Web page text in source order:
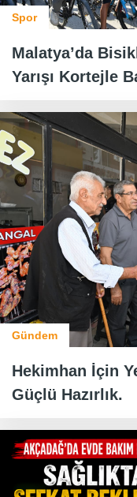
Spor
Malatya’da
Yarışı Kortejle
Gündem
Hekimhan İçin
Güçlü Hazırlık.